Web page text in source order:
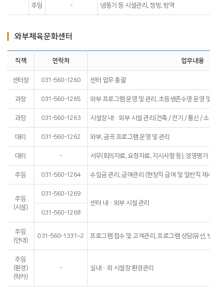
주임 - 냉동기 등 시설관리, 정빙, 방역
와부체육문화센터
직책 연락처 업무내용
센터장 031-560-1260 센터 업무 총괄
과장 031-560-1265 와부 프로그램 운영 및 관리, 초등생존수영 운영 및
과장 031-560-1263 시설장 내·외부 시설 관리(건축 / 전기 / 통신 / 소방
대리 031-560-1262 와부, 금곡 프로그램 운영 및 관리
대리 - 서무(회의자료, 요청자료, 지시사항 등), 경영평가 및
주임 031-560-1264 수입금 관리, 급여관리 (현장직 급여 및 일반직 제수
주임
(시설)
031-560-1269
센터 내ㆍ외부 시설 관리
031-560-1268
주임
(안내)
031-560-1331~2 프로그램 접수 및 고객관리, 프로그램 상담(유선, 방
주임
(환경)
(락카)
- 실내ㆍ외 시설장 환경관리